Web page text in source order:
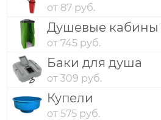
от 87 руб.
Душевые кабины
от 745 руб.
Баки для душа
от 309 руб.
Купели
от 575 руб.